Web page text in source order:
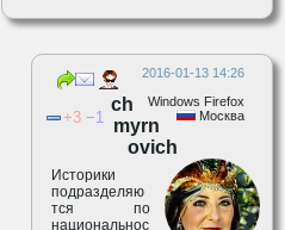
2016-01-13 14:26
Windows Firefox
Москва
3 1
ch
myrn
ovich
Историки
подразделяю
тся по
национальнос